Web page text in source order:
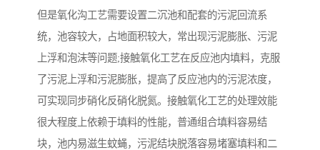
但是氧化沟工艺需要设置二沉池和配套的污泥回流系
统，池容较大，占地面积较大，常出现污泥膨胀、污泥
上浮和泡沫等问题;接触氧化工艺在反应池内填料，克服
了污泥上浮和污泥膨胀，提高了反应池内的污泥浓度，
可实现同步硝化反硝化脱氮。接触氧化工艺的处理效能
很大程度上依赖于填料的性能，普通组合填料容易结
块，池内易滋生蚊蝇，污泥结块脱落容易堵塞填料和二